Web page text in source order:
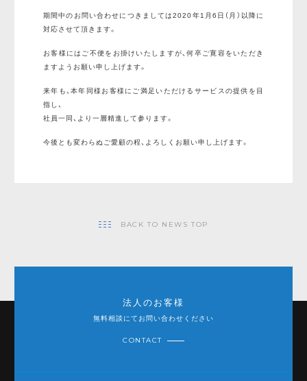
期間中のお問い合わせにつきましては2020年1月6日（月）以降に
対応させて頂きます。
お客様にはご不便をお掛けいたしますが、何卒ご寛容をいただき
ますようお願い申し上げます。
来年も、本年同様お客様にご満足いただけるサービスの提供を目
指し、
社員一同、より一層精進して参ります。
今後とも変わらぬご愛顧の程、よろしくお願い申し上げます。
BACK TO NEWS TOP
法人のお客様
無料相談にてお問い合わせください
CONTACT